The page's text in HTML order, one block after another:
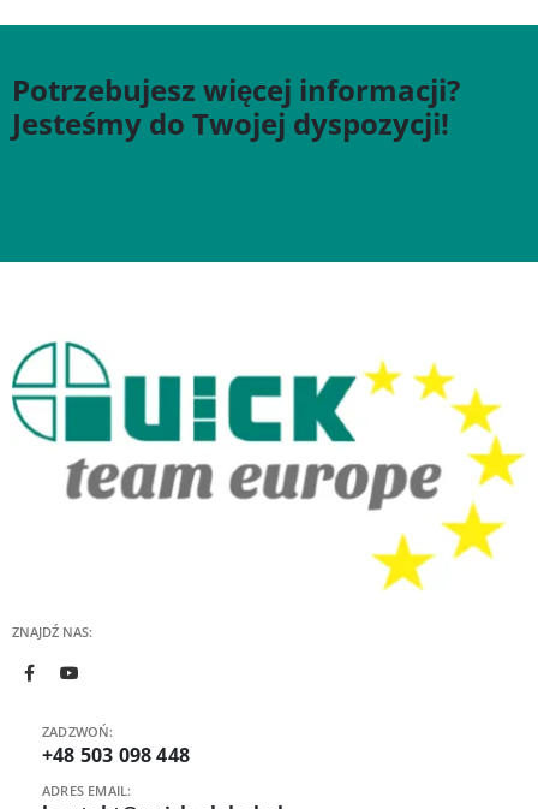
Potrzebujesz więcej informacji?
Jesteśmy do Twojej dyspozycji!
ZNAJDŹ NAS:
ZADZWOŃ:
+48 503 098 448
ADRES EMAIL: